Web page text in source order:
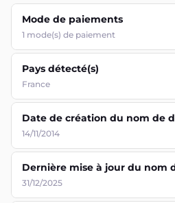
Mode de paiements
1 mode(s) de paiement
Pays détecté(s)
France
Date de création du nom de
14/11/2014
Dernière mise à jour du nom
31/12/2025